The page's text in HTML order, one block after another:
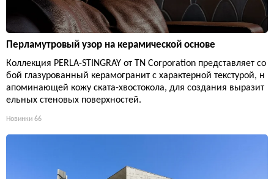
Перламутровый узор на керамической основе
Коллекция PERLA-STINGRAY от TN Corporation представляет со
бой глазурованный керамогранит с характерной текстурой, н
апоминающей кожу ската-хвостокола, для создания выразит
ельных стеновых поверхностей.
Новинки 66